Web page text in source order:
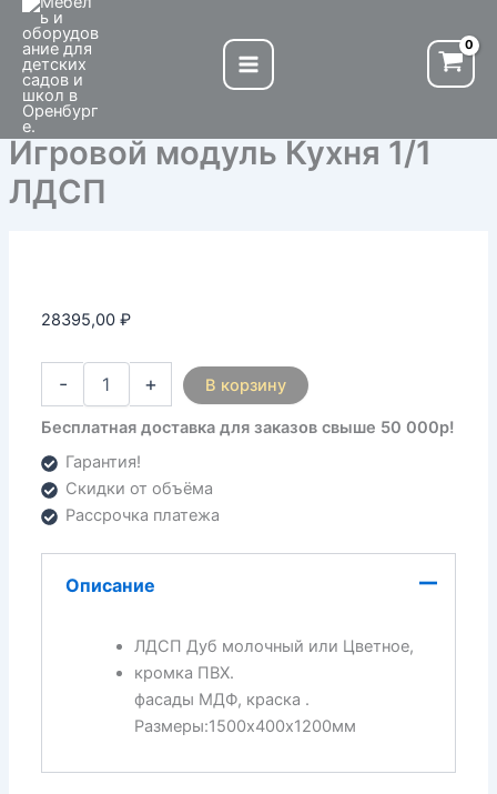
Перейти
содержимому
Игровой модуль Кухня 1/1
ЛДСП
28395,00₽
-
Количество
товара
Игровой
модуль
Кухня
1/1
ЛДСП
+ В корзину
Бесплатная доставка для заказов свыше 50 000р!
Гарантия!
Скидки от объёма
Рассрочка платежа
Описание
ЛДСП Дуб молочный или Цветное,
кромка ПВХ.
фасады МДФ, краска .
Размеры:1500х400х1200мм